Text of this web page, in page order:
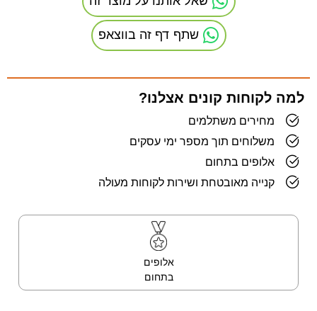
שתף דף זה בווצאפ
למה לקוחות קונים אצלנו?
מחירים משתלמים
משלוחים תוך מספר ימי עסקים
אלופים בתחום
קנייה מאובטחת ושירות לקוחות מעולה
אלופים
בתחום